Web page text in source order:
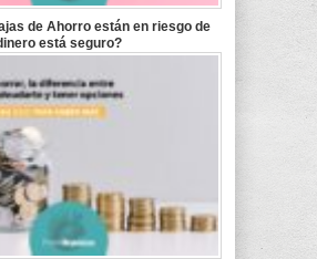
de Ahorro están en riesgo de
está seguro?